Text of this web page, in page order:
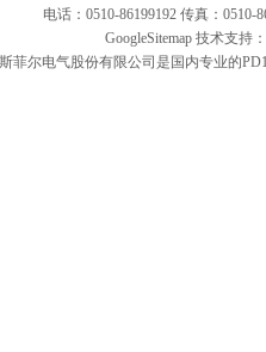
电话：0510-86199192 传真：
GoogleSitemap技术支持
菲尔电气股份有限公司是国内专业的